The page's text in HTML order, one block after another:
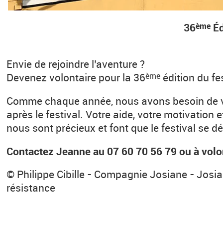
36ème
Envie de rejoindre l’aventure ?
Devenez volontaire pour la 36ème édition du
Comme chaque année, nous avons besoin
après le festival. Votre aide, votre motivation
nous sont précieux et font que le festival se
Contactez Jeanne au 07 60 70 56 79 ou à
© Philippe Cibille - Compagnie Josiane -
résistance